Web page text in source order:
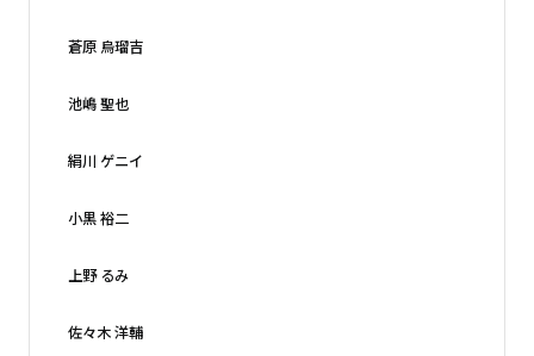
蒼原 烏瑠吉
池嶋 聖也
絹川 ゲニイ
小黒 裕二
上野 るみ
佐々木 洋輔